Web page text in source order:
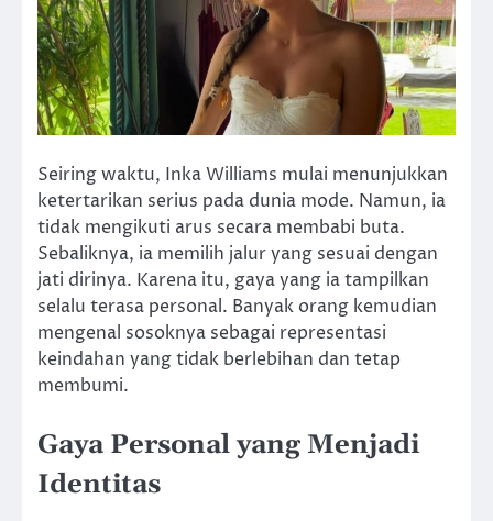
Seiring waktu, Inka Williams mulai menunjukkan
ketertarikan serius pada dunia mode. Namun, ia
tidak mengikuti arus secara membabi buta.
Sebaliknya, ia memilih jalur yang sesuai dengan
jati dirinya. Karena itu, gaya yang ia tampilkan
selalu terasa personal. Banyak orang kemudian
mengenal sosoknya sebagai representasi
keindahan yang tidak berlebihan dan tetap
membumi.
Gaya Personal yang Menjadi
Identitas